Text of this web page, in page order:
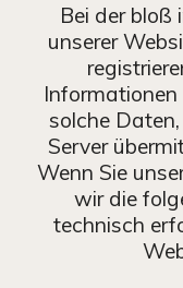
Bei der
unserer
Informationen
solche
Server
Wenn Sie
wir die
technisch